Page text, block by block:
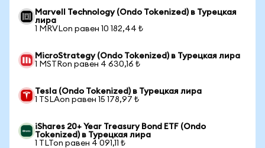
Marvell Technology (Ondo Tokenized) в Турецкая
лира
1 MRVLon равен 10 182,44 ₺
MicroStrategy (Ondo Tokenized) в Турецкая лира
1 MSTRon равен 4 630,16 ₺
Tesla (Ondo Tokenized) в Турецкая лира
1 TSLAon равен 15 178,97 ₺
iShares 20+ Year Treasury Bond ETF (Ondo
Tokenized) в Турецкая лира
1 TLTon равен 4 091,11 ₺